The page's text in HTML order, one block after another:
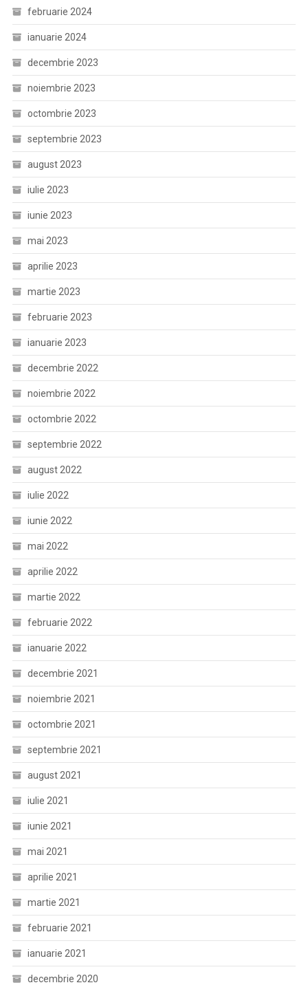
februarie 2024
ianuarie 2024
decembrie 2023
noiembrie 2023
octombrie 2023
septembrie 2023
august 2023
iulie 2023
iunie 2023
mai 2023
aprilie 2023
martie 2023
februarie 2023
ianuarie 2023
decembrie 2022
noiembrie 2022
octombrie 2022
septembrie 2022
august 2022
iulie 2022
iunie 2022
mai 2022
aprilie 2022
martie 2022
februarie 2022
ianuarie 2022
decembrie 2021
noiembrie 2021
octombrie 2021
septembrie 2021
august 2021
iulie 2021
iunie 2021
mai 2021
aprilie 2021
martie 2021
februarie 2021
ianuarie 2021
decembrie 2020